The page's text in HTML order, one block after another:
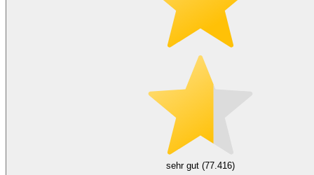
sehr gut (77.416)